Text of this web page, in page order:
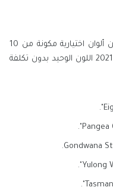
تأتي سيارة لاند روفر ٢٠٢٢ مع مجموعة من ألوان اختيارية مكونة من 10
ألوان مع تكلفة إضافية على سعر ديفندر 2021 اللون الوحيد بدون تكلفة